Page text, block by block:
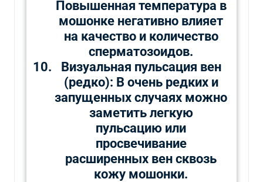
Повышенная температура в
мошонке негативно влияет
на качество и количество
сперматозоидов.
Визуальная пульсация вен
(редко): В очень редких и
запущенных случаях можно
заметить легкую
пульсацию или
просвечивание
расширенных вен сквозь
кожу мошонки.